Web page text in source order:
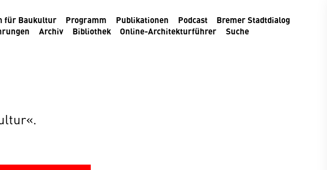
für Baukultur Programm Publikationen Podcast
Bremer Stadtdialog
Archiv Bibliothek Online-Architekturführer Suche